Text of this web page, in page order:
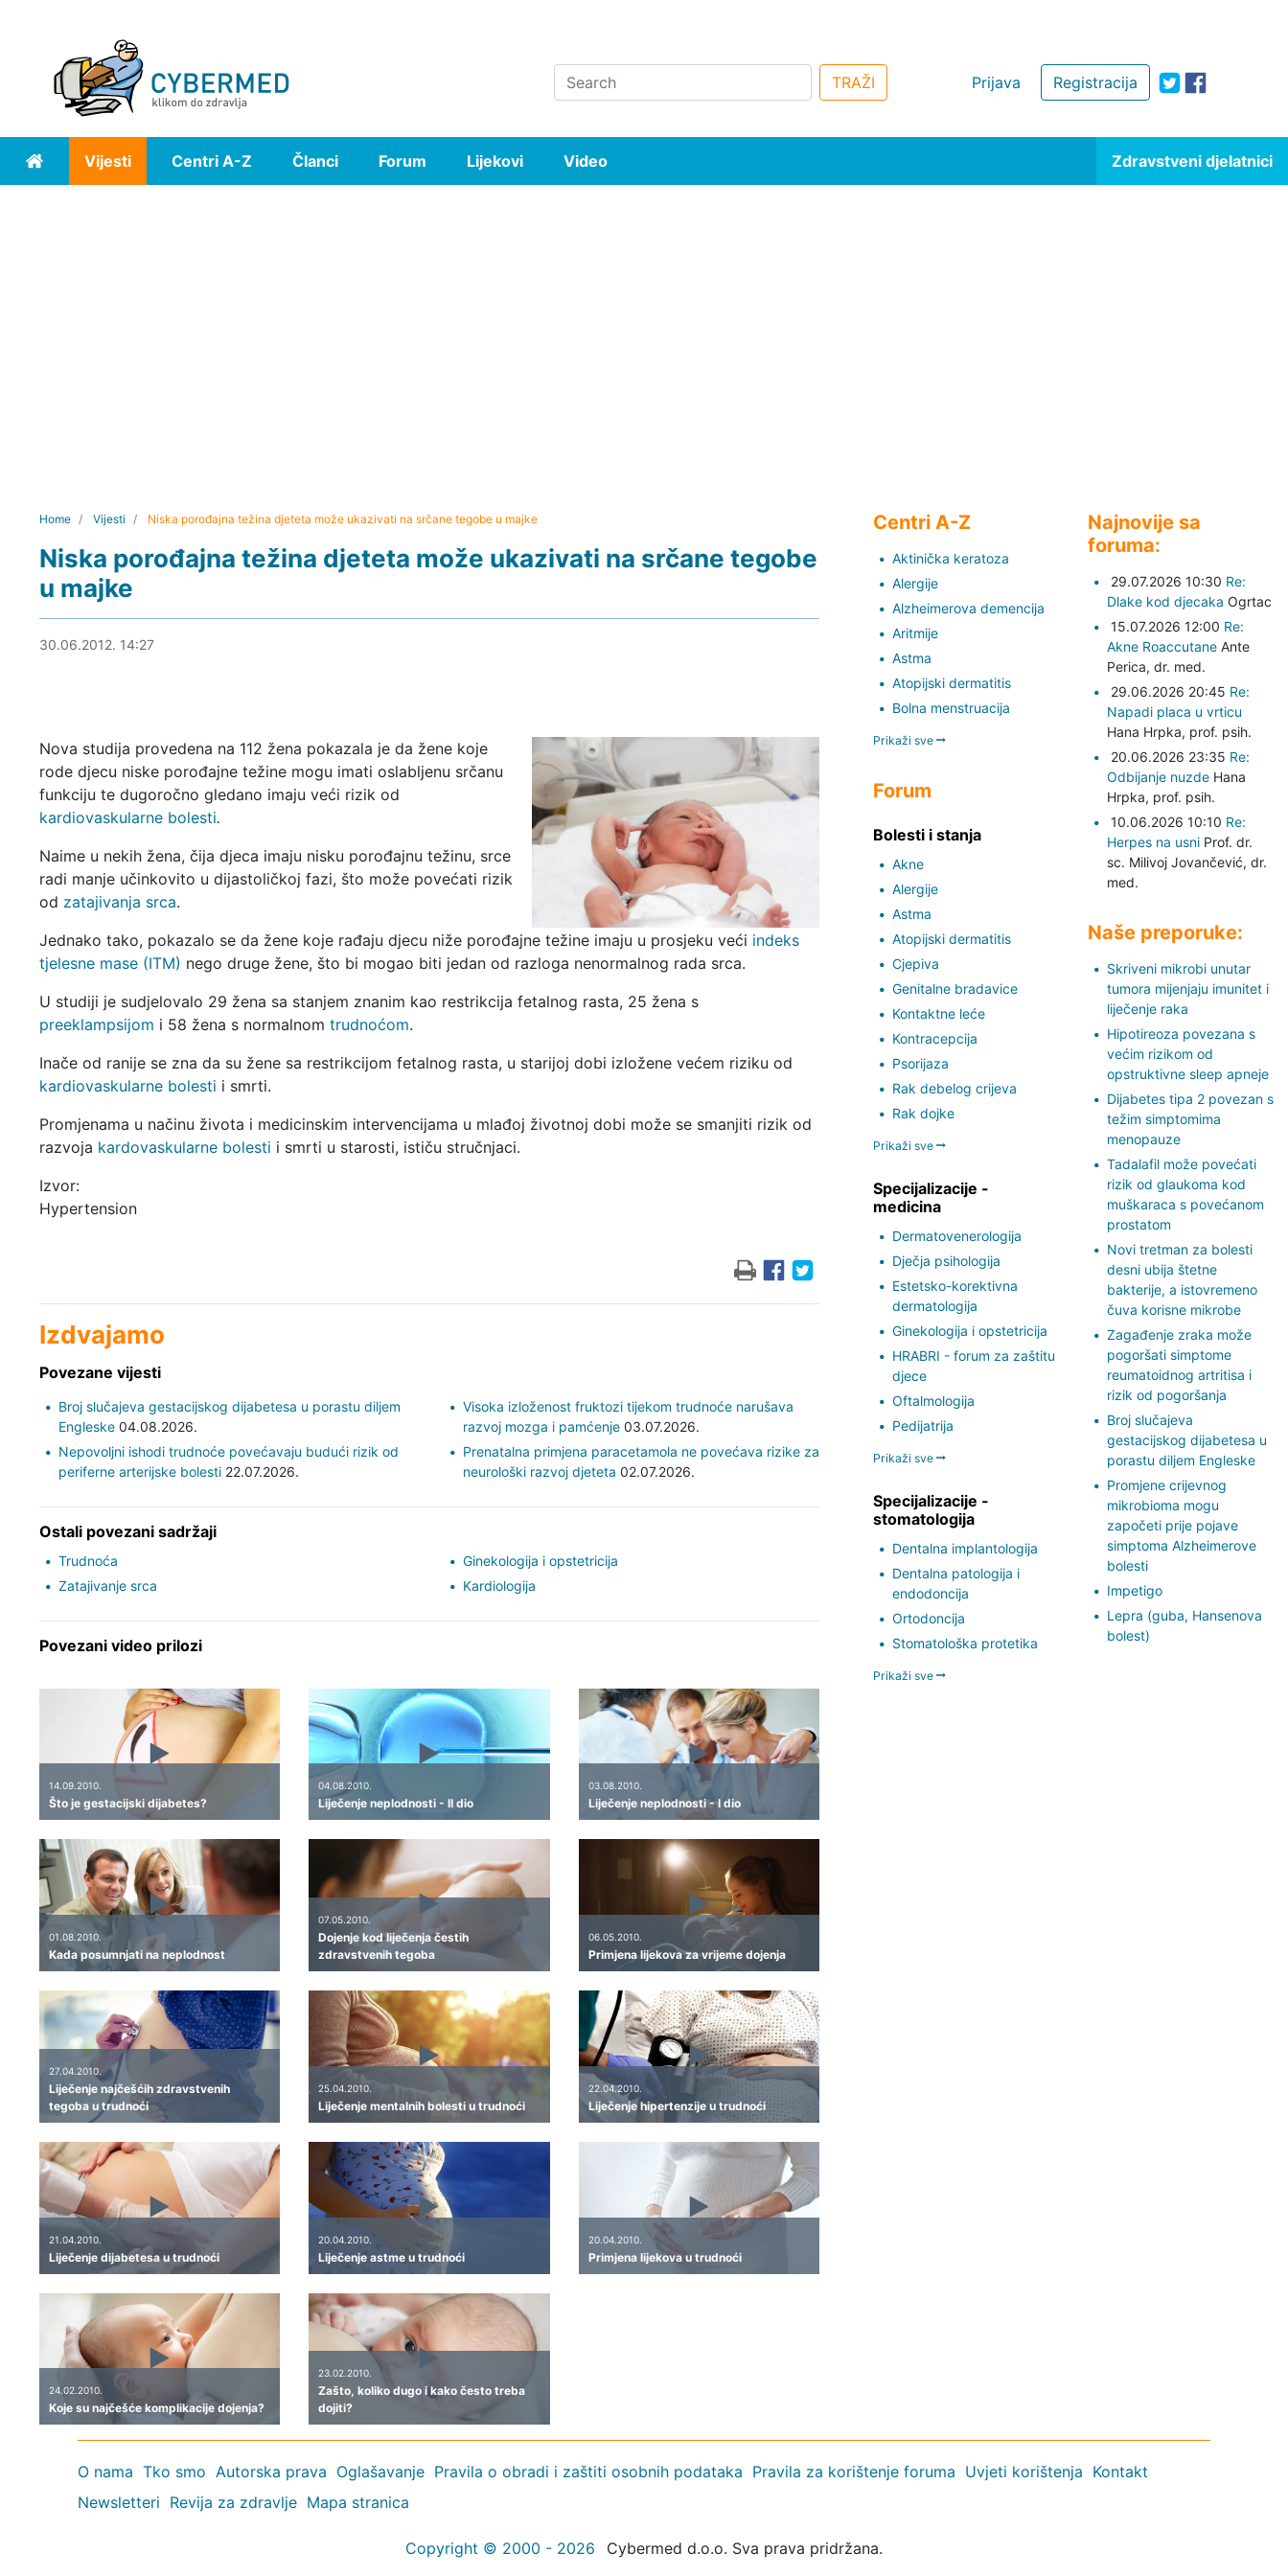
Registracija
Prijava
Search TRAŽI
Home Vijesti Centri A-Z Članci Forum Lijekovi Video Zdravstveni djelatnici
Home Vijesti Niska porođajna težina djeteta može ukazivati na srčane tegobe u majke
Niska porođajna težina djeteta može ukazivati na srčane tegobe
u majke
30.06.2012. 15:08
30.06.2012. 14:27
Nova studija provedena na 112 žena pokazala je da žene koje
rode djecu niske porođajne težine mogu imati oslabljenu srčanu
funkciju te dugoročno gledano imaju veći rizik od
kardiovaskularne bolesti.
Naime u nekih žena, čija djeca imaju nisku porođajnu težinu, srce
radi manje učinkovito u dijastoličkoj fazi, što može povećati rizik
od zatajivanja srca.
Jednako tako, pokazalo se da žene koje rađaju djecu niže porođajne težine imaju u prosjeku veći indeks
tjelesne mase (ITM) nego druge žene, što bi mogao biti jedan od razloga nenormalnog rada srca.
U studiji je sudjelovalo 29 žena sa stanjem znanim kao restrikcija fetalnog rasta, 25 žena s
preeklampsijom i 58 žena s normalnom trudnoćom.
Inače od ranije se zna da su žene sa restrikcijom fetalnog rasta, u starijoj dobi izložene većem riziku od
kardiovaskularne bolesti i smrti.
Promjenama u načinu života i medicinskim intervencijama u mlađoj životnoj dobi može se smanjiti rizik od
razvoja kardovaskularne bolesti i smrti u starosti, ističu stručnjaci.
Izvor:
Hypertension
Izdvajamo
Povezane vijesti
Broj slučajeva gestacijskog dijabetesa u porastu diljem
Engleske04.08.2026.
Nepovoljni ishodi trudnoće povećavaju budući rizik od
periferne arterijske bolesti22.07.2026.
Visoka izloženost fruktozi tijekom trudnoće narušava
razvoj mozga i pamćenje 03.07.2026.
Prenatalna primjena paracetamola ne povećava rizike za
neurološki razvoj djeteta 02.07.2026.
Ostali povezani sadržaji
Trudnoća
Zatajivanje srca
Ginekologija i opstetricija
Kardiologija
Povezani video prilozi
14.09.2010.
Što je gestacijski dijabetes?
04.08.2010.
Liječenje neplodnosti - II dio
03.08.2010.
Liječenje neplodnosti - I dio
01.08.2010.
Kada posumnjati na neplodnost
07.05.2010.
Dojenje kod liječenja čestih
zdravstvenih tegoba
06.05.2010.
Primjena lijekova za vrijeme dojenja
27.04.2010.
Liječenje najčešćih zdravstvenih
tegoba u trudnoći
25.04.2010.
Liječenje mentalnih bolesti u trudnoći
22.04.2010.
Liječenje hipertenzije u trudnoći
21.04.2010.
Liječenje dijabetesa u trudnoći
20.04.2010.
Liječenje astme u trudnoći
20.04.2010.
Primjena lijekova u trudnoći
24.02.2010.
Koje su najčešće komplikacije dojenja?
23.02.2010.
Zašto, koliko dugo i kako često treba
dojiti?
Centri A-Z
Aktinička keratoza
Alergije
Alzheimerova demencija
Aritmije
Astma
Atopijski dermatitis
Bolna menstruacija
Prikaži sve
Forum
Bolesti i stanja
Akne
Alergije
Astma
Atopijski dermatitis
Cjepiva
Genitalne bradavice
Kontaktne leće
Kontracepcija
Psorijaza
Rak debelog crijeva
Rak dojke
Prikaži sve
Specijalizacije -
medicina
Dermatovenerologija
Dječja psihologija
Estetsko-korektivna
dermatologija
Ginekologija i opstetricija
HRABRI - forum za zaštitu
djece
Oftalmologija
Pedijatrija
Prikaži sve
Specijalizacije -
stomatologija
Dentalna implantologija
Dentalna patologija i
endodoncija
Ortodoncija
Stomatološka protetika
Prikaži sve
Najnovije sa
foruma:
29.07.2026 10:30 Re:
Dlake kod djecaka Ogrtac
15.07.2026 12:00 Re:
Akne Roaccutane Ante
Perica, dr. med.
29.06.2026 20:45 Re:
Napadi placa u vrticu
Hana Hrpka, prof. psih.
20.06.2026 23:35 Re:
Odbijanje nuzde Hana
Hrpka, prof. psih.
10.06.2026 10:10 Re:
Herpes na usni Prof. dr.
sc. Milivoj Jovančević, dr.
med.
Naše preporuke:
Skriveni mikrobi unutar
tumora mijenjaju imunitet i
liječenje raka
Hipotireoza povezana s
većim rizikom od
opstruktivne sleep apneje
Dijabetes tipa 2 povezan s
težim simptomima
menopauze
Tadalafil može povećati
rizik od glaukoma kod
muškaraca s povećanom
prostatom
Novi tretman za bolesti
desni ubija štetne
bakterije, a istovremeno
čuva korisne mikrobe
Zagađenje zraka može
pogoršati simptome
reumatoidnog artritisa i
rizik od pogoršanja
Broj slučajeva
gestacijskog dijabetesa u
porastu diljem Engleske
Promjene crijevnog
mikrobioma mogu
započeti prije pojave
simptoma Alzheimerove
bolesti
Impetigo
Lepra (guba, Hansenova
bolest)
O nama Tko smo Autorska prava Oglašavanje Pravila o obradi i zaštiti osobnih podataka Pravila za korištenje foruma Uvjeti korištenja Kontakt
Newsletteri Revija za zdravlje Mapa stranica
Copyright © 2000 - 2026 Cybermed d.o.o. Sva prava pridržana.